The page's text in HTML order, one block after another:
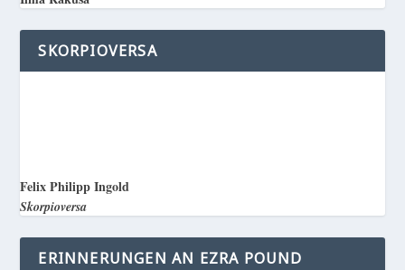
SKORPIOVERSA
Felix Philipp Ingold
Skorpioversa
ERINNERUNGEN AN EZRA POUND